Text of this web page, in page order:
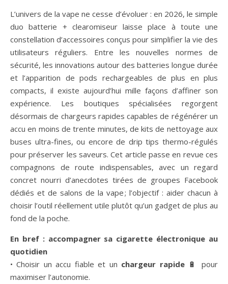
L’univers de la vape ne cesse d’évoluer : en 2026, le simple
duo batterie + clearomiseur laisse place à toute une
constellation d’accessoires conçus pour simplifier la vie des
utilisateurs réguliers. Entre les nouvelles normes de
sécurité, les innovations autour des batteries longue durée
et l’apparition de pods rechargeables de plus en plus
compacts, il existe aujourd’hui mille façons d’affiner son
expérience. Les boutiques spécialisées regorgent
désormais de chargeurs rapides capables de régénérer un
accu en moins de trente minutes, de kits de nettoyage aux
buses ultra-­fines, ou encore de drip tips thermo-régulés
pour préserver les saveurs. Cet article passe en revue ces
compagnons de route indispensables, avec un regard
concret nourri d’anecdotes tirées de groupes Facebook
dédiés et de salons de la vape ; l’objectif : aider chacun à
choisir l’outil réellement utile plutôt qu’un gadget de plus au
fond de la poche.
En bref : accompagner sa cigarette électronique au
quotidien
• Choisir un accu fiable et un chargeur rapide🔋 pour
maximiser l’autonomie.